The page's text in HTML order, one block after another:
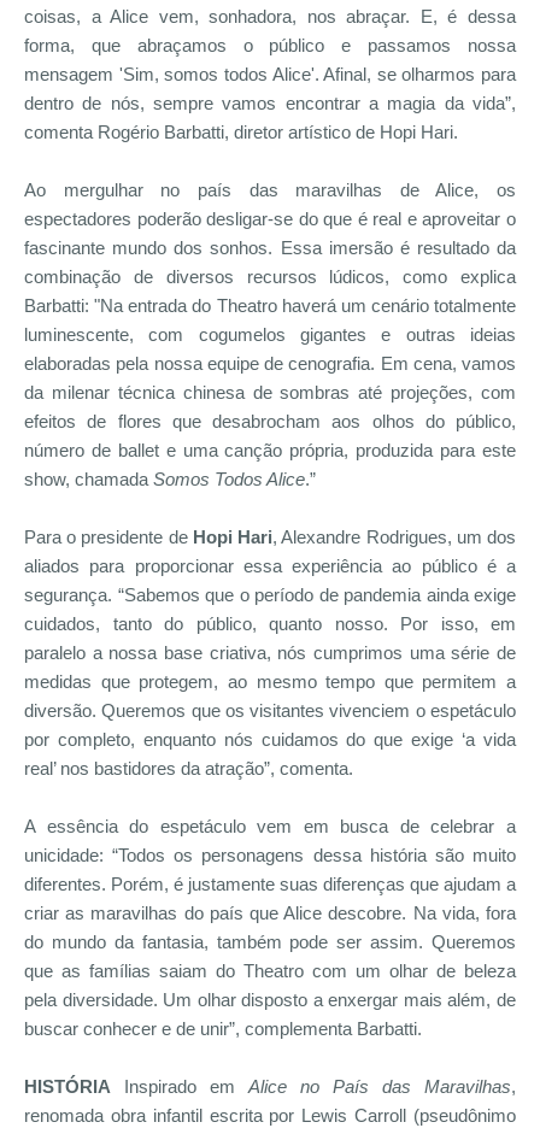
coisas, a Alice vem, sonhadora, nos abraçar. E, é dessa
forma, que abraçamos o público e passamos nossa
mensagem 'Sim, somos todos Alice'. Afinal, se olharmos para
dentro de nós, sempre vamos encontrar a magia da vida”,
comenta Rogério Barbatti, diretor artístico de Hopi Hari.
Ao mergulhar no país das maravilhas de Alice, os
espectadores poderão desligar-se do que é real e aproveitar o
fascinante mundo dos sonhos. Essa imersão é resultado da
combinação de diversos recursos lúdicos, como explica
Barbatti: "Na entrada do Theatro haverá um cenário totalmente
luminescente, com cogumelos gigantes e outras ideias
elaboradas pela nossa equipe de cenografia. Em cena, vamos
da milenar técnica chinesa de sombras até projeções, com
efeitos de flores que desabrocham aos olhos do público,
número de ballet e uma canção própria, produzida para este
show, chamada Somos Todos Alice.”
Para o presidente de Hopi Hari, Alexandre Rodrigues, um dos
aliados para proporcionar essa experiência ao público é a
segurança. “Sabemos que o período de pandemia ainda exige
cuidados, tanto do público, quanto nosso. Por isso, em
paralelo a nossa base criativa, nós cumprimos uma série de
medidas que protegem, ao mesmo tempo que permitem a
diversão. Queremos que os visitantes vivenciem o espetáculo
por completo, enquanto nós cuidamos do que exige ‘a vida
real’ nos bastidores da atração”, comenta.
A essência do espetáculo vem em busca de celebrar a
unicidade: “Todos os personagens dessa história são muito
diferentes. Porém, é justamente suas diferenças que ajudam a
criar as maravilhas do país que Alice descobre. Na vida, fora
do mundo da fantasia, também pode ser assim. Queremos
que as famílias saiam do Theatro com um olhar de beleza
pela diversidade. Um olhar disposto a enxergar mais além, de
buscar conhecer e de unir”, complementa Barbatti.
HISTÓRIA Inspirado em Alice no País das Maravilhas,
renomada obra infantil escrita por Lewis Carroll (pseudônimo